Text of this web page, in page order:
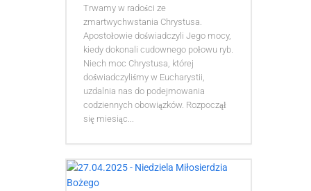
Trwamy w radości ze
zmartwychwstania Chrystusa.
Apostołowie doświadczyli Jego mocy,
kiedy dokonali cudownego połowu ryb.
Niech moc Chrystusa, której
doświadczyliśmy w Eucharystii,
uzdalnia nas do podejmowania
codziennych obowiązków. Rozpoczął
się miesiąc...